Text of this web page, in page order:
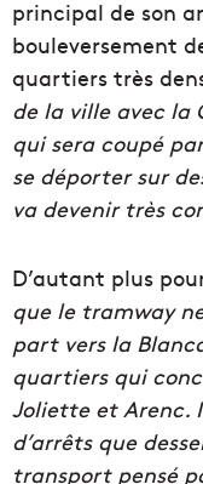
principal de son
bouleversement
quartiers très
de la ville avec la
qui sera coupé
se déporter sur
va devenir très
D’autant plus
que le tramway
part vers la
quartiers qui
Joliette et Arenc.
d’arrêts que
transport pensé